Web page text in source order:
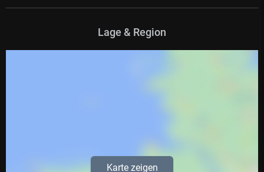
Lage & Region
Karte zeigen